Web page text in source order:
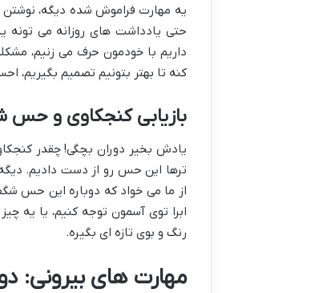
یه مهارت فراموش شده دیگه، نوشتن
حتی یادداشت های روزانه می تونه
داریم با خودمون حرف می زنیم،
کنه تا بهتر بتونیم تصمیم بگیریم،
بازیابی کنجکاوی و حس
یادش بخیر دوران بچگی! چقدر
ترها این حس رو از دست دادیم.
از ما می خواد که دوباره این حس
ابرا توی آسمون توجه کنیم، یا یه
رنگ و بوی تازه ای بگیره.
مهارت های بیرونی: